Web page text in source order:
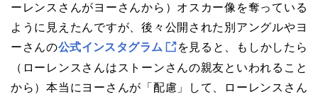
ーレンスさんがヨーさんから）オスカー像を奪っている
ように見えたんですが、後々公開された別アングルやヨ
ーさんの公式インスタグラム
を見ると、もしかしたら
（ローレンスさんはストーンさんの親友といわれること
から）本当にヨーさんが「配慮」して、ローレンスさん